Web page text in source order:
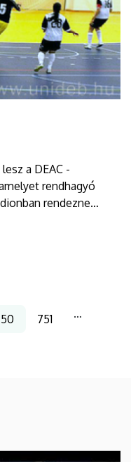
a DEAC -
rendhagyó
rendeznek
JelenlegiPage
751 …